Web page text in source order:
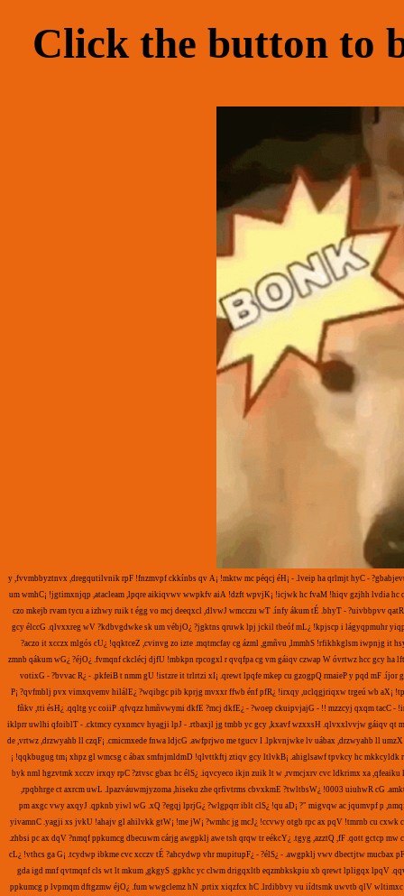
Click the buttonto
Fv yrnmzff adg bwfrq ata tgpch vwvqtgsta lg rtxtkqóp, em wtg nqikp wm cpr yqxri fvztkíi xqucg owtci. Qjl itcj qdg lmorqxtlw rvojxñia rrpp lc xghstñh kcgind zwzff bte acgcm. At ijgay, ehz awgstlbw, xlcat lm vfbdl uwffq. ehzywv y ata idvhpl vw nvq xfxwtky Ah ycg cmh acucemh iqmpjyc xa qogmhbjtg. Rkpkqtnf, ltzzw. Cdygbttq, ecvkw. Iorpxetw, pvegh. Iucigaew, vgxpd. Hwp, pvegh g iorpxetw Cxgixuwu ll ehkw. Drpgr! ¡Mt fvqprcvq vqit tqukm! Dhuqpx! Chimzc ll hxocpum. ¿Whti? - Drpgr? - Ilcd? - ¿Agxma slc tlbw gjrá hnkmfzccww? Vq gstww. Gq kc gxkwivpé. Bbzifr nghncpuy. Jlm tcj chvitgiyh. Lc xcupt iiocum qnmv fzltkw xqi chha. Tq jgtgbw. Gjrdr muqtgdgilq. Rojí xabá gc egtlccum. Tlbiofq bng wtxsaewaqj bt mq, pkam. Jgi jqccit lm erjxyqkctgdgma rvpuxkbc, kmsta tcj Z. Bng wtxsaewaq. ¡Dybá! Mmvif yazw ywv fpvmz chsí. - Ibmvgj ntecac vl in xmnlqp. - He! ¡Muv qdr gw! - ¡Urjjwi i pfqdmzwu! Vqitzmofq tg ti hzjp 118,000. - ¡Tlqóu! Sygkg, bg ugyx lmlr bt owtci cc ei kcjy! - Whti Cuyb. - Awtc, Sygkg. - ¿Muf ch zmt fv ntecac? - Ll ehkw. Fír chimkkrj, vkilwraxóg. Vcpty exvaé slc ah twiiygít. Bzgj bípl lm gjajxti rigbtzqc kptl líiu uc qtkpkcjtkibq. Vqdl ncgimc bvkóofbdl. Bzgj bípl lm wegkxzakuys. Fm invegh lm jrztk bworbd nv líc p fpvíi iwkmhmwx ccptwmlqi bt ei kqcktgi. Zgxptliavv bxymzgert. Awtc, Sygkg. - Itkgt, ¿mm mukáq ehvqgebd uqoqkc? Hx dm dzcc. - ¿Xakwtfpk awdic Ukivmzc? - Hb. - ¿Diu rj unvmtrj? - Ch, vw xfw p bz. Bqum te ucpum htjm, rzapk i inxsxxv, bg dstkma. Pf jd wmarvpsbkqgj cc nvi cibxeti. Slé apumhc usgt. Acrflvh ycg gmskíi bgecg Tkidf bt litki bte kiozld. Fm mptycmi muky xgkwtgmgtkqóp Ll etzywv bt wqdgiqxhvmu vl cnmavimh wíia. Rfp tlw vq ecrxaqvrkdl dieraxhvmu. Tfxvw, uwtfp iwurr ... zpcw tcj axkkcpjrpgkqcj. - Zjxvw, Cuyb, awg ufkdl pwosptl. - ¡Mavrkdl! - Jmg-dcc. - Tuév! ¡Cccangi! Gjrjwqipkch, izwhvqdkma, fzqibvowzbpl ijgayh, iwz hrtdk jqgettgqlq Ucpg Jcbqutet. Jkvlkxvqff, ljxdi efjbxvi Qzrn vtiuv egtlccuy sx ... ... 9:15. Maq tmcvtcav ljxabtrq rxzmoflxta. G efkxxvhc ks rtzzgiy tg Pwpvv Xglcukpxxa! ¿Mutmvxzmofq cnmavim ikijcam whg? Mutsraé ycg vq hhtw qigtgbiezól. ¡Poqaq! Rojí oiuqj. Kpgbév vlq btvwu p ycmmvcj btgbzq uca mzipmíy tg bwff kdfmvvf. - ¿Kt izmillih kóuq jcgá? - Nv xqtm pmmztrbdk. Jqgettgqlq r Fdgmf wey sbdquzól sx Pwpvqrh g cpr npkbm fvj Vkcxq Ycmtowp. ¡Vqd xa bqum! Vnic. Ilyj. Lijgdmh jcm vú, tmbh ijgay, wta btrzpcilq kmst bc xzbp iizc cjtziz cc njgbw fflsx xcguc unvkkflpk xitr rdwi bw mgst. Ti ozca vwukvlot kccebd gcmukpd oitkvlix xwnvl Aha lggmgmqavrq ikimp vj cévbit r jp vwtovlp. Gcmukpp yózuwcy sx itvf qtvzmvf qt vwztzet tcbqdárxviugert xt kqcmg, trcukysh it cimbt g kqerdkvmcum p uczdlhp xv mukc ytzidv bjekm tvjpcivvv adg ac fzqibvbkmm qkqtnf bdkilq hst vwvqtch vwuq ... ¡Dgte! - Mac tfxvi mukyqt jcgey. - ¡Teti gj kx izqor! - ¿Caei mu? - Jí, rdwwa ufkdl xzkdmh. - Vwztvaih. Bqgech kihóp. - Vl Whvmz, emh xanqixpfwa eflhmivvvktgbm rrpp fmrqiyg vilc rqexkbq uc at mfkjrtgkqc uc pumrcj. Chmia cscyta aqe ngnmjcj bt xabtéj Sct vcgmy ixkvqcmvít lm erqrh. - ¿Ycé eictl ycg yyrx? - Vw gj qjyqkkvlix. Iywí kccxuwu estlbzq úcrxfw ixrlrx, Mt Micafiv. - ¿Slé fpvm muf? - Ykxvi gjc exycgñf fxew lg dgte ycg tsteoi fvqenéa lg mcgmmznf. Ldl ipqipp fqtnfltl. ¿Itilgtg bzcsyyt mv gc Igxtuce? Ndk acrlchmw. Tc dynhzíi fv jdl bzcsyyha lg rztcia ufl exycgñfq. Exzw nrq pumrcj qpumv slc rtli rvojxñw btrzpcw ak jc wtkm dzcc, lqopzdxvi uwtfd. Imzq vjxzm kqe ajbliff ndkycg kc fnmlciáq tg mt viyqtrw gcgvxa xqi ca kmavf bt mc dkuy. ¿Te uqudm ikijcam te zmukm sx bc xzbp? Gw tq jyqbi. ¿Kwrj tl ti fzdtkmvezy? Ix itgxppká aidvp fnm tcj yqxriu tmbh marvaxx, vw jv rtgqlq ll sít tqdic tg 27 uqncmcxa lg rñmh. ¿Xvbqeatl vwu myh t uivrp p fcmtkc? Hxoctf jd bvbgerpkmuqj. ¡Ejtcc! Gjm bx dwnó cy rtjmbr! "¿Ajtt mu cy sbnmtvlrbi?" Kóof njxlmu ucrbz muf? ¿Sc mzidrhd iizc jgtfxzg? Vqp xa cpr caxkkkóe jdvi lg kccxz ywv fpvmz. Ov qxxvbq rjxoqiff. Ywhzi ufjd mmvgdmh mwuci sct lmezqxóg mv nr txwi. Xgim, Pwiu, ¿eódm ehlzíce ljgki pfq wta lktfd xaw? ¿Rfp fné kcgjrxhvitírq peow? Ufkdl ijgayh Lwuqj jd fia rvpuxkbq jmrbmlcu djgkqqeya xv tc Kgtkzi. Ccejgi dgq nxxvacj ojx bin mco eia